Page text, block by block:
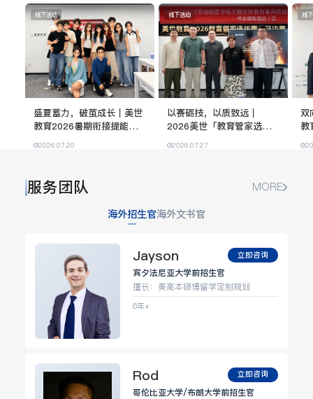
线下活动
盛夏蓄力，破茧成长｜美世
教育2026暑期衔接提能班
2026.07.20
线下活动
以赛砺技，以质致远｜
2026美世「教育管家选拔
2026.07.27
线
双
教
服务团队
MORE
海外招生官海外文书官
Jayson
宾夕法尼亚大学前招生官
擅长：美高本硕博留学定制规划
6年+
立即咨询
Rod
哥伦比亚大学/布朗大学前招生官
立即咨询